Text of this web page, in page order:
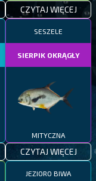
CZYTAJ WIĘCEJ
SESZELE
SIERPIK OKRĄGŁY
MITYCZNA
CZYTAJ WIĘCEJ
JEZIORO BIWA